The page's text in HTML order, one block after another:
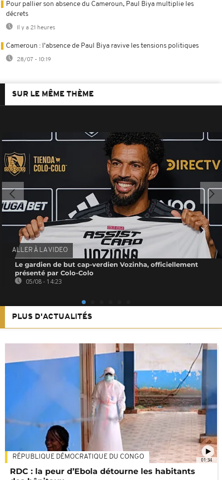
Pour pallier son absence du Cameroun, Paul Biya multiplie les
décrets
Il y a 21 heures
Cameroun : l'absence de Paul Biya ravive les tensions politiques
28/07 - 10:19
SUR LE MÊME THÈME
ALLER À LA VIDEO
Le gardien de but cap-verdien Vozinha, officiellement
présenté par Colo-Colo
05/08 - 14:23
PLUS D'ACTUALITÉS
01:34
RÉPUBLIQUE DÉMOCRATIQUE DU CONGO
RDC : la peur d’Ebola détourne les habitants